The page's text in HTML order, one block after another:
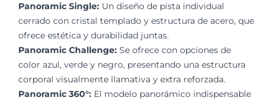
Panoramic Single: Un diseño de pista individual
cerrado con cristal templado y estructura de acero, que
ofrece estética y durabilidad juntas.
Panoramic Challenge: Se ofrece con opciones de
color azul, verde y negro, presentando una estructura
corporal visualmente llamativa y extra reforzada.
Panoramic 360°: El modelo panorámico indispensable